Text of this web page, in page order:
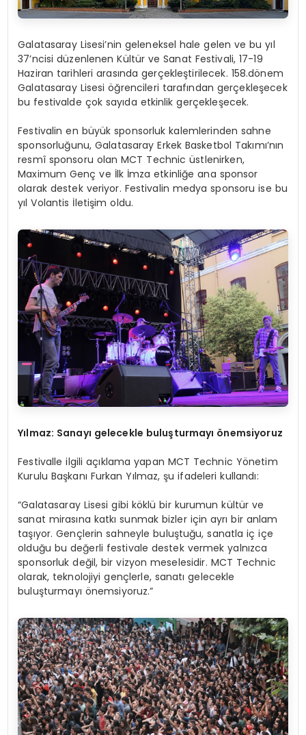
Galatasaray Lisesi’nin geleneksel hale gelen ve bu yıl
37’ncisi düzenlenen Kültür ve Sanat Festivali, 17-19
Haziran tarihleri arasında gerçekleştirilecek. 158.dönem
Galatasaray Lisesi öğrencileri tarafından gerçekleşecek
bu festivalde çok sayıda etkinlik gerçekleşecek.
Festivalin en büyük sponsorluk kalemlerinden sahne
sponsorluğunu, Galatasaray Erkek Basketbol Takımı’nın
resmî sponsoru olan MCT Technic üstlenirken,
Maximum Genç ve İlk İmza etkinliğe ana sponsor
olarak destek veriyor. Festivalin medya sponsoru ise bu
yıl Volantis İletişim oldu.
Yılmaz: Sanayı gelecekle buluşturmayı önemsiyoruz
Festivalle ilgili açıklama yapan MCT Technic Yönetim
Kurulu Başkanı Furkan Yılmaz, şu ifadeleri kullandı:
“Galatasaray Lisesi gibi köklü bir kurumun kültür ve
sanat mirasına katkı sunmak bizler için ayrı bir anlam
taşıyor. Gençlerin sahneyle buluştuğu, sanatla iç içe
olduğu bu değerli festivale destek vermek yalnızca
sponsorluk değil, bir vizyon meselesidir. MCT Technic
olarak, teknolojiyi gençlerle, sanatı gelecekle
buluşturmayı önemsiyoruz.”